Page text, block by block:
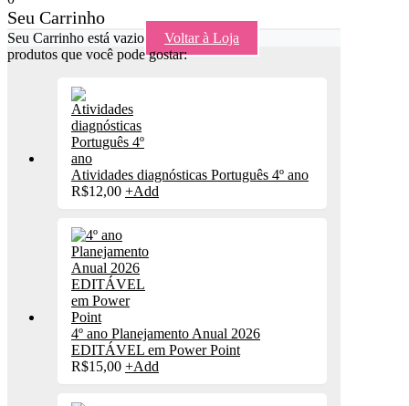
Seu Carrinho
Seu Carrinho está vazio
Voltar à Loja
produtos que você pode gostar:
Atividades diagnósticas Português 4º ano
R$12,00 +Add
4º ano Planejamento Anual 2026
EDITÁVEL em Power Point
R$15,00 +Add